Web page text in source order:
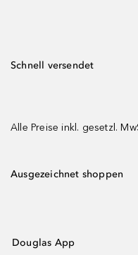
Schnell versendet
Alle Preise inkl. gesetzl.
Ausgezeichnet shoppen
Douglas App